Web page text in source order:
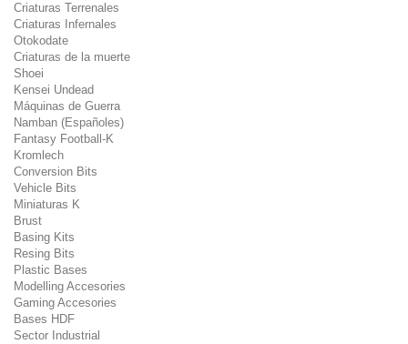
Criaturas Terrenales
Criaturas Infernales
Otokodate
Criaturas de la muerte
Shoei
Kensei Undead
Máquinas de Guerra
Namban (Españoles)
Fantasy Football-K
Kromlech
Conversion Bits
Vehicle Bits
Miniaturas K
Brust
Basing Kits
Resing Bits
Plastic Bases
Modelling Accesories
Gaming Accesories
Bases HDF
Sector Industrial